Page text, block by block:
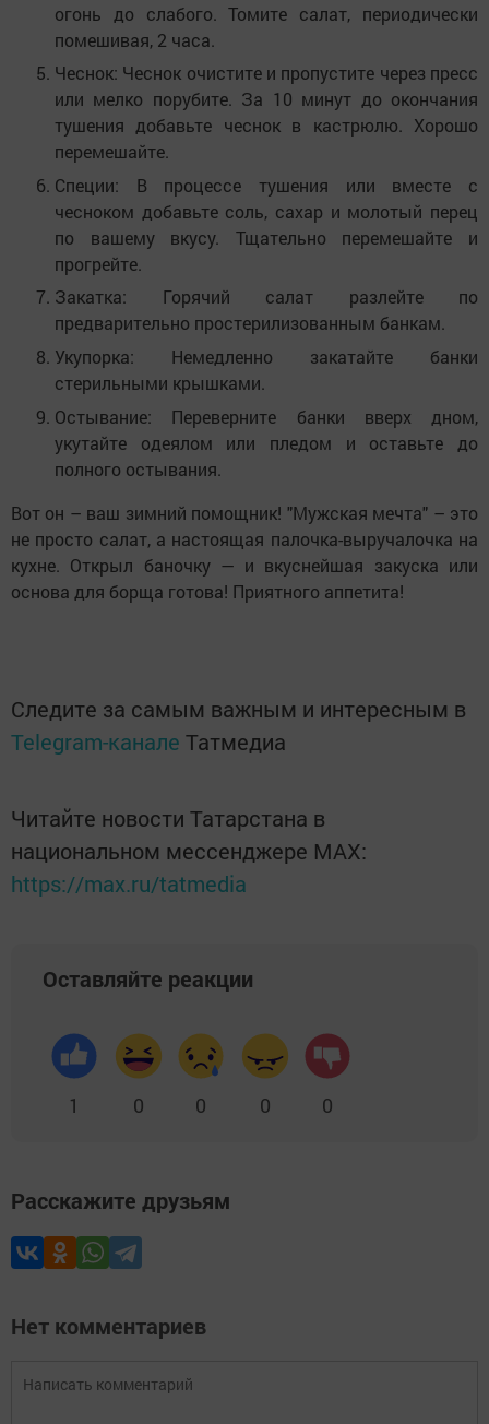
огонь до слабого. Томите салат, периодически
помешивая, 2 часа.
Чеснок: Чеснок очистите и пропустите через пресс
или мелко порубите. За 10 минут до окончания
тушения добавьте чеснок в кастрюлю. Хорошо
перемешайте.
Специи: В процессе тушения или вместе с
чесноком добавьте соль, сахар и молотый перец
по вашему вкусу. Тщательно перемешайте и
прогрейте.
Закатка: Горячий салат разлейте по
предварительно простерилизованным банкам.
Укупорка: Немедленно закатайте банки
стерильными крышками.
Остывание: Переверните банки вверх дном,
укутайте одеялом или пледом и оставьте до
полного остывания.
Вот он – ваш зимний помощник! "Мужская мечта" – это
не просто салат, а настоящая палочка-выручалочка на
кухне. Открыл баночку — и вкуснейшая закуска или
основа для борща готова! Приятного аппетита!
Следите за самым важным и интересным в
Telegram-канале Татмедиа
Читайте новости Татарстана в
национальном мессенджере MАХ:
https://max.ru/tatmedia
Оставляйте реакции
1 0 0 0 0
Расскажите друзьям
Нет комментариев